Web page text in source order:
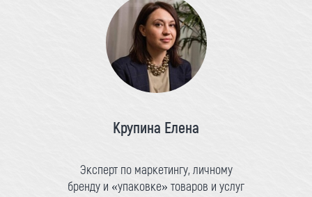
Крупина Елена
Эксперт по маркетингу, личному
бренду и «упаковке» товаров и услуг